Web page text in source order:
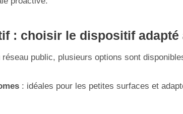
: choisir le dispositif
public, plusieurs options sont
: idéales pour les petites surfaces et